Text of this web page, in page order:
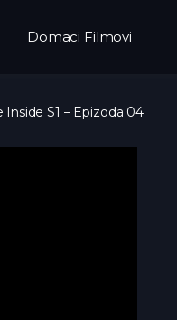
Domaci Filmovi
S1 – Epizoda 04